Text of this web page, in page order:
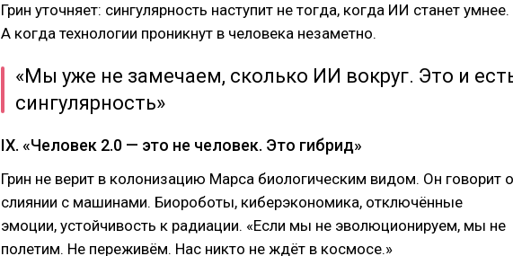
Грин уточняет: сингулярность наступит не тогда, когда ИИ станет умнее.
А когда технологии проникнут в человека незаметно.
«Мы уже не замечаем, сколько ИИ вокруг. Это и
сингулярность»
IX. «Человек 2.0 — это не человек. Это гибрид»
Грин не верит в колонизацию Марса биологическим видом. Он говорит о
слиянии с машинами. Биороботы, киберэкономика, отключённые
эмоции, устойчивость к радиации. «Если мы не эволюционируем, мы не
полетим. Не переживём. Нас никто не ждёт в космосе.»